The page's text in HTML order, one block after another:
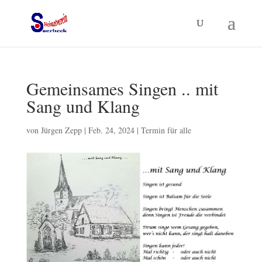
Gemeinsames Singen .. mit
Sang und Klang
von Jürgen Zepp| Feb. 24, 2024| Termin für alle